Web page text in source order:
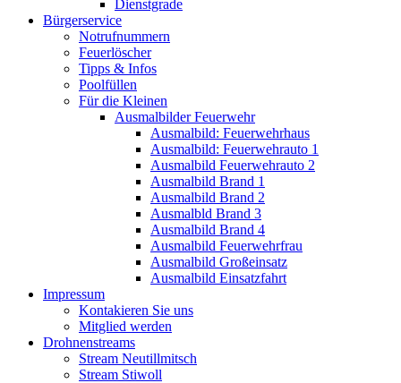
Dienstgrade
Bürgerservice
Notrufnummern
Feuerlöscher
Tipps & Infos
Poolfüllen
Für die Kleinen
Ausmalbilder Feuerwehr
Ausmalbild: Feuerwehrhaus
Ausmalbild: Feuerwehrauto 1
Ausmalbild Feuerwehrauto 2
Ausmalbild Brand 1
Ausmalbild Brand 2
Ausmalbld Brand 3
Ausmalbild Brand 4
Ausmalbild Feuerwehrfrau
Ausmalbild Großeinsatz
Ausmalbild Einsatzfahrt
Impressum
Kontakieren Sie uns
Mitglied werden
Drohnenstreams
Stream Neutillmitsch
Stream Stiwoll